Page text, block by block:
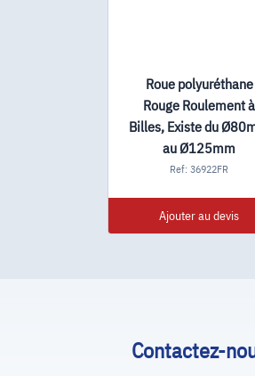
Roue polyuréthane
Rouge Roulement à
Billes, Existe du
au Ø125mm
Ref: 36922FR
Ajouter au devis
Contactez-